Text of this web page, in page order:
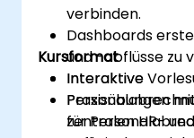
verbinden.
Dashboards
und -abflüsse zu
Interaktive
zentralen HR-
Kursformat
Interaktive
Praxisübungen
für